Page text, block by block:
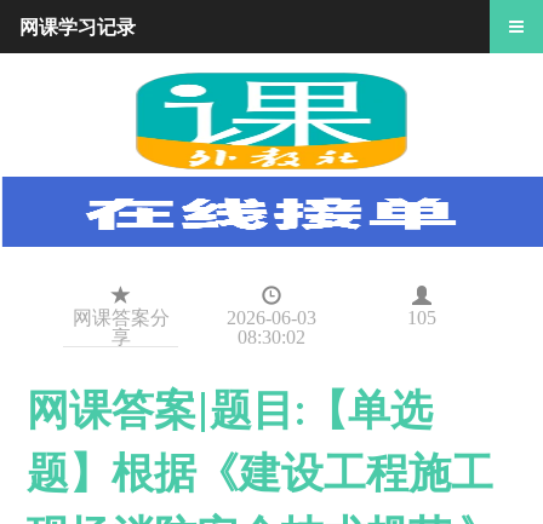
网课答案分
享
2026-06-03
08:30:02
105
网课答案|题目:【单选
题】根据《建设工程施工
网课学习记录